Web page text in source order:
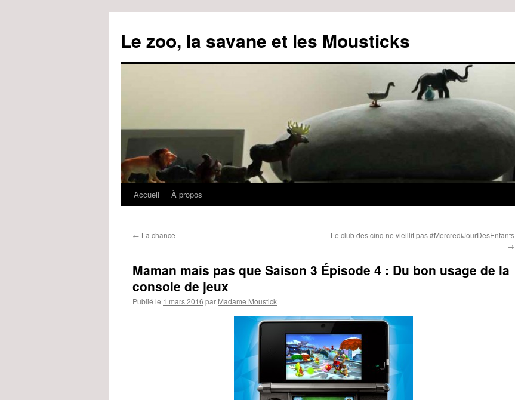
Le zoo, la savane et les Mousticks
Aller
contenu
Accueil À propos
← La chance
Le club des cinq ne vieillit pas #MercrediJourDesEnfants
→
Maman mais pas que Saison 3 Épisode 4 : Du bon usage de la
console de jeux
Publié le 1 mars 2016 par Madame Moustick